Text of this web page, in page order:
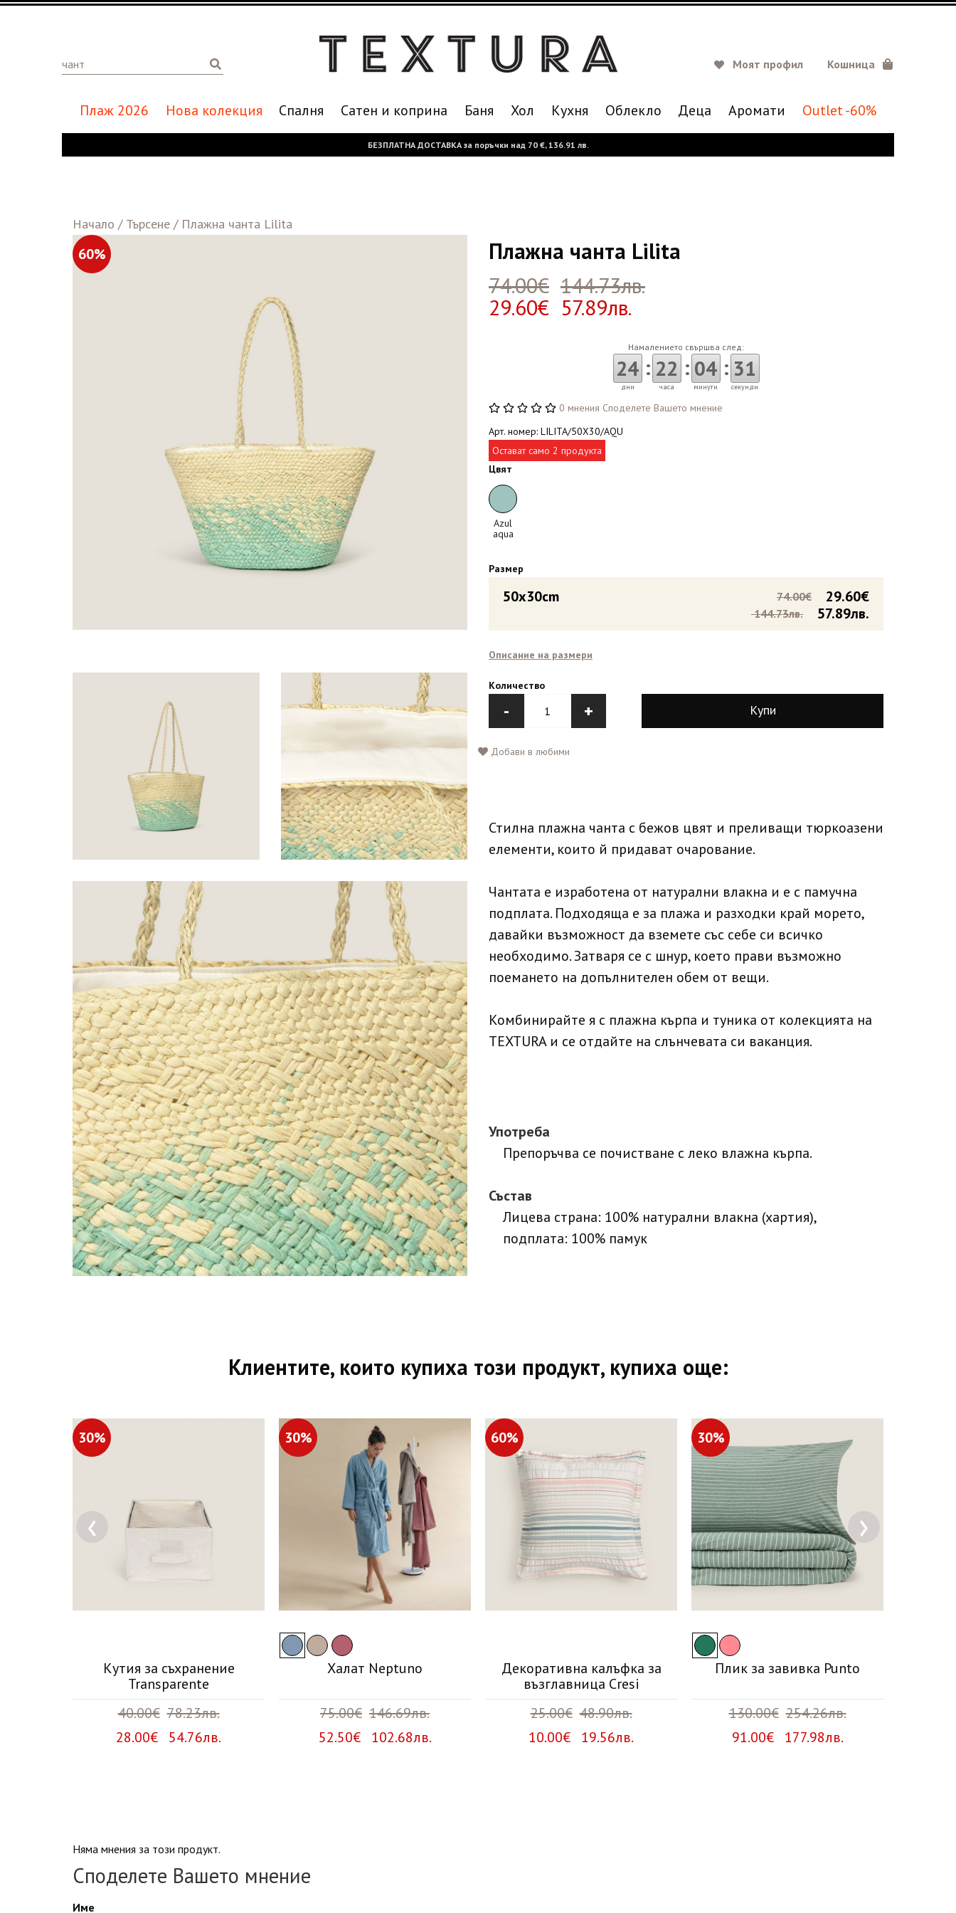
Моят профил Кошница
Плаж 2026 Нова колекция Спалня Сатен и коприна Баня Хол Кухня Oблекло Деца Аромати Outlet -60%
БЕЗПЛАТНА ДОСТАВКА за поръчки над 70 €,136.91 лв.
Начало / Търсене / Плажна чанта Lilita
60%
Плажна чанта Lilita
74.00€ 144.73лв.
29.60€ 57.89лв.
Намалението свършва след:
24
дни
: 22
часа
: 04
минути
: 30
секунди
0 мнения Споделете Вашето мнение
Арт. номер: LILITA/50X30/AQU
Остават само 2 продукта
Цвят
Azul
aqua
Размер
50x30cm 29.60€
74.00€
57.89лв.
144.73лв.
Описание на размери
Количество
- + Купи
Добави в любими
Стилна плажна чанта с бежов цвят и преливащи тюркоазени
елементи, които й придават очарование.
Чантата е изработена от натурални влакна и е с памучна
подплата. Подходяща е за плажа и разходки край морето,
давайки възможност да вземете със себе си всичко
необходимо. Затваря се с шнур, което прави възможно
поемането на допълнителен обем от вещи.
Комбинирайте я с плажна кърпа и туника от колекцията на
TEXTURA и се отдайте на слънчевата си ваканция.
Употреба
Препоръчва се почистване с леко влажна кърпа.
Състав
Лицева страна: 100% натурални влакна (хартия),
подплата: 100% памук
Клиентите, които купиха този продукт, купиха още:
30%
Кутия за съхранение
Transparente
40.00€ 78.23лв.
28.00€ 54.76лв.
30%
Халат Neptuno
75.00€ 146.69лв.
52.50€ 102.68лв.
60%
Декоративна калъфка за
възглавница Cresi
25.00€ 48.90лв.
10.00€ 19.56лв.
30%
Плик за завивка Punto
130.00€ 254.26лв.
91.00€ 177.98лв.
‹ ›
Няма мнения за този продукт.
Споделете Вашето мнение
Име